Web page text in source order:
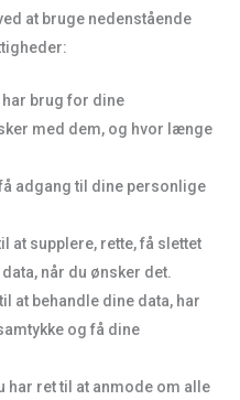
at bruge nedenstående
har brug for dine
med dem, og hvor længe
adgang til dine personlige
at supplere, rette, få slettet
når du ønsker det.
at behandle dine data, har
og få dine
har ret til at anmode om alle